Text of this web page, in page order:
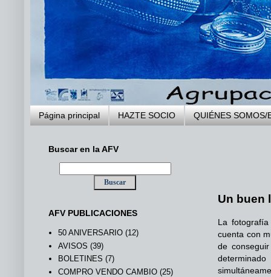
Página principal HAZTE SOCIO QUIÉNES SOMOS/
Un buen
La
cuenta con
de
Buscar en la AFV
AFV PUBLICACIONES
50 ANIVERSARIO (12)
AVISOS (39)
BOLETINES (7)
COMPRO VENDO CAMBIO (25)